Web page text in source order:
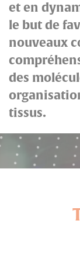
et en
le but de
nouveaux
des
tissus.